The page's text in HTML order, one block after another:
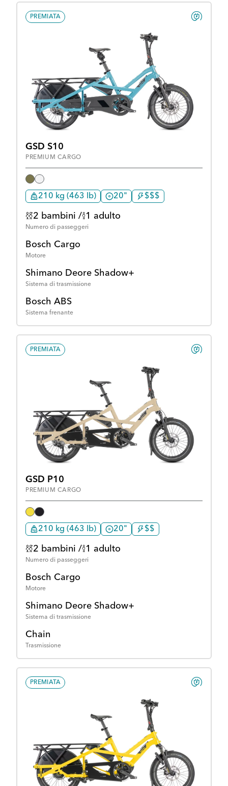
PREMIATA
GSD S10
PREMIUM CARGO
210 kg (463 lb) 20" $$$
2 bambini / 1 adulto
Numero di passeggeri
Bosch Cargo
Motore
Shimano Deore Shadow+
Sistema di trasmissione
Bosch ABS
Sistema frenante
PREMIATA
GSD P10
PREMIUM CARGO
210 kg (463 lb) 20" $$
2 bambini / 1 adulto
Numero di passeggeri
Bosch Cargo
Motore
Shimano Deore Shadow+
Sistema di trasmissione
Chain
Trasmissione
PREMIATA